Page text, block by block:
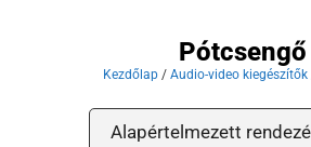
Pótcsengő
Kezdőlap / Audio-video kiegészítők